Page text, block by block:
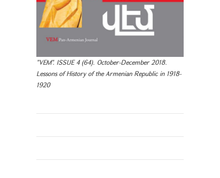
"VEM". ISSUE 4 (64). October-December 2018.
Lessons of History of the Armenian Republic in 1918-
1920